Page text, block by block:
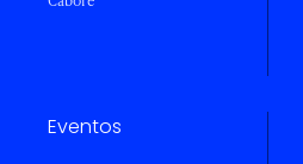
Eventos